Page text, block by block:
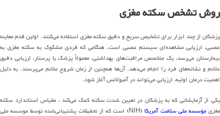
روش تشخصسکته مغزی
پزشکان از چند ابزار برای تشخیص سریع و دقیق سکته مغزی استفادهمیکنند. اولین قدم معاینه
عصبی، ارزیابی مشاهدهای سیستم عصبی است. هنگامی که فردی مشکوک به سکته مغزی به
بیمارستان میرسد، یک متخصصمراقبتهای بهداشتی، معمولاً پزشک یا پرستار، ارزیابی دقیق
علائم ونشانههای فرد را انجاممیدهد.آنها همچنین از زمان شروع علائم میپرسند. به دلیل
اهمیت درمان اولیه، ارزیابیمیتوانددر آمبولانس آغاز شود.
یکی از آزمایشاتی که به پزشکان در تعیین شدت سکته کمک میکند، مقیاس استاندارد سکته
مغزیمؤسسه ملی سلامت آمریکا(NIH) است که از تحقیقات پشتیبانیشدهتوسط موسسه ملی